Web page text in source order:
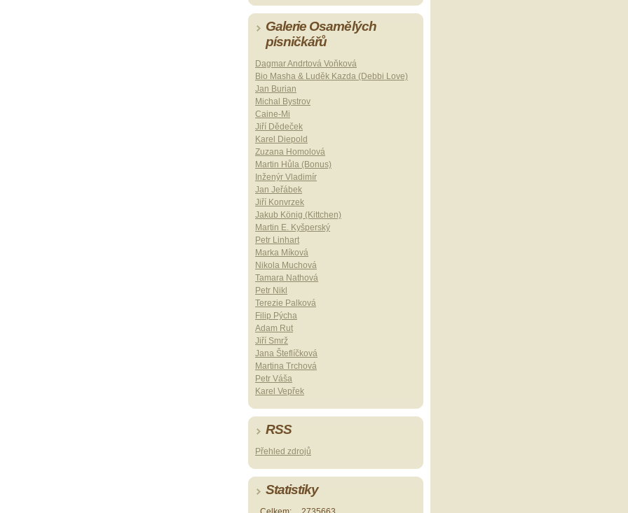
Galerie Osamělých
písničkářů
Dagmar Andrtová Voňková
Bio Masha & Luděk Kazda (Debbi Love)
Jan Burian
Michal Bystrov
Caine-Mi
Jiří Dědeček
Karel Diepold
Zuzana Homolová
Martin Hůla (Bonus)
Inženýr Vladimír
Jan Jeřábek
Jiří Konvrzek
Jakub König (Kittchen)
Martin E. Kyšperský
Petr Linhart
Marka Míková
Nikola Muchová
Tamara Nathová
Petr Nikl
Terezie Palková
Filip Pýcha
Adam Rut
Jiří Smrž
Jana Šteflíčková
Martina Trchová
Petr Váša
Karel Vepřek
RSS
Přehled zdrojů
Statistiky